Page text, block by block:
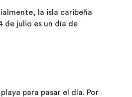
la isla caribeña
de julio es un día de
playa para pasar el día. Por